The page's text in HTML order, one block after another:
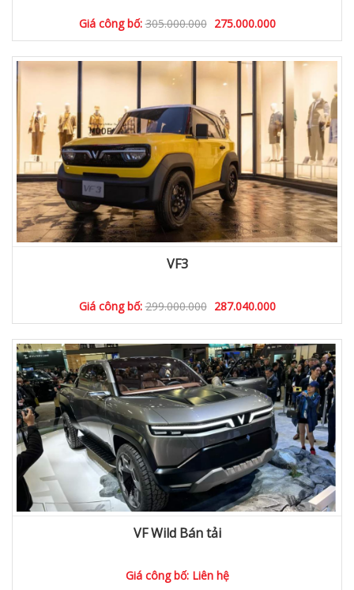
Giá công bố:305.000.000 275.000.000
VF3
Giá công bố:299.000.000 287.040.000
VF Wild Bán tải
Giá công bố: Liên hệ